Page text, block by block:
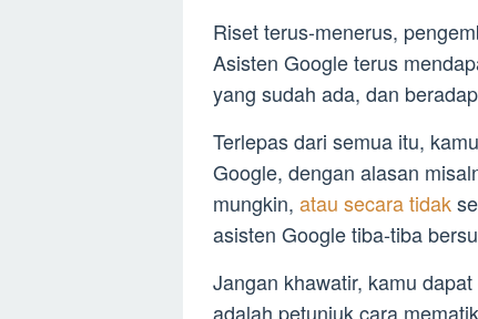
Riset terus-menerus,
Asisten Google terus
yang sudah ada, dan
Terlepas dari semua itu,
Google, dengan alasan
mungkin, atau secara tidak
asisten Google tiba-tiba
Jangan khawatir, kamu dapat
adalah petunjuk cara